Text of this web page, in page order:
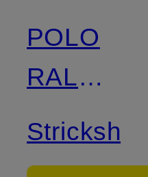
POLO
RALPH
LAUREN
Strickshirt